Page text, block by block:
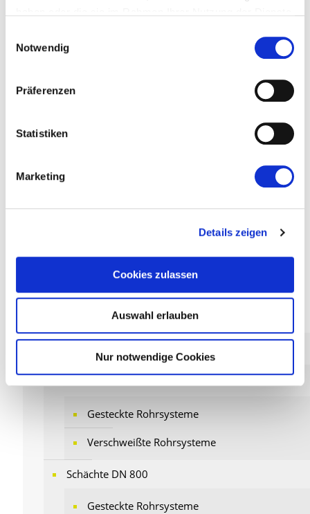
Notwendig
Präferenzen
Statistiken
Marketing
Details zeigen
Cookies zulassen
Auswahl erlauben
Nur notwendige Cookies
PRODUKTE
Entsorgung
Gesteckte Rohrsysteme
Verschweißte Rohrsysteme
Schächte DN 800
Gesteckte Rohrsysteme